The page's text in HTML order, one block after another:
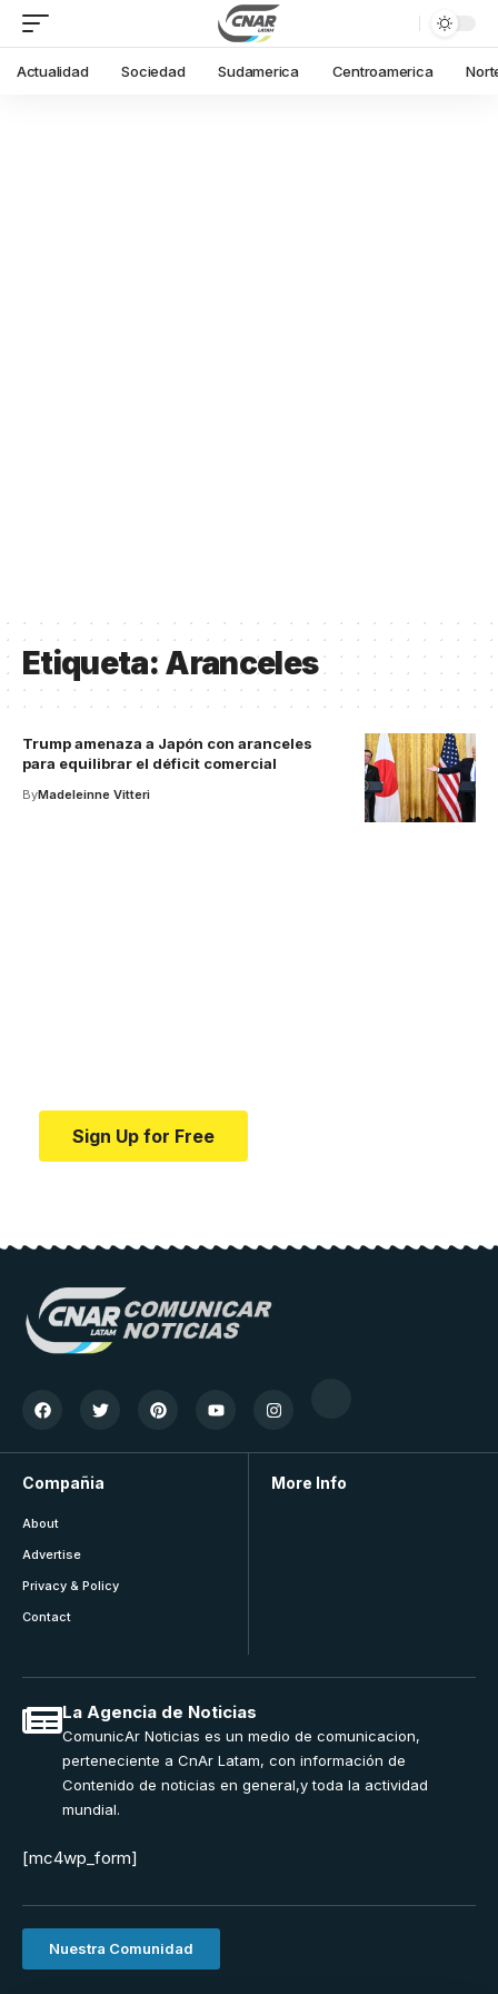
Actualidad Sociedad Sudamerica Centroamerica
Etiqueta:Aranceles
Trump amenaza a Japón con aranceles
para equilibrar el déficit comercial
ByMadeleinne Vitteri
Sign Up for Free
Compañia
About
Advertise
Privacy & Policy
Contact
More Info
La Agencia de Noticias
ComunicAr Noticias es un medio de comunicacion,
perteneciente a CnAr Latam, con información de
Contenido de noticias en general,y toda la actividad
mundial.
[mc4wp_form]
Nuestra Comunidad